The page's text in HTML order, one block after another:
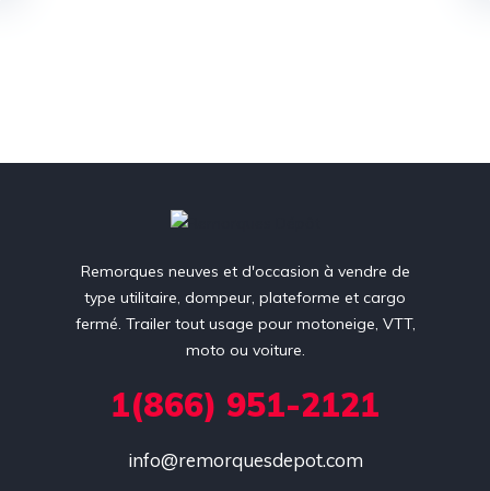
Remorques neuves et d'occasion à vendre de
type utilitaire, dompeur, plateforme et cargo
fermé. Trailer tout usage pour motoneige, VTT,
moto ou voiture.
1(866) 951-2121
info@remorquesdepot.com